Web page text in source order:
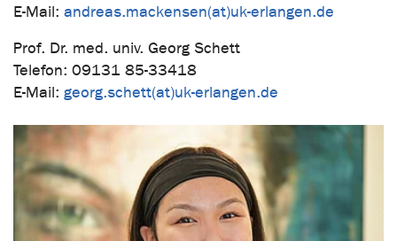
E-Mail: andreas.mackensen(at)uk-erlangen.de
Prof. Dr. med. univ. Georg Schett
Telefon: 09131 85-33418
E-Mail: georg.schett(at)uk-erlangen.de